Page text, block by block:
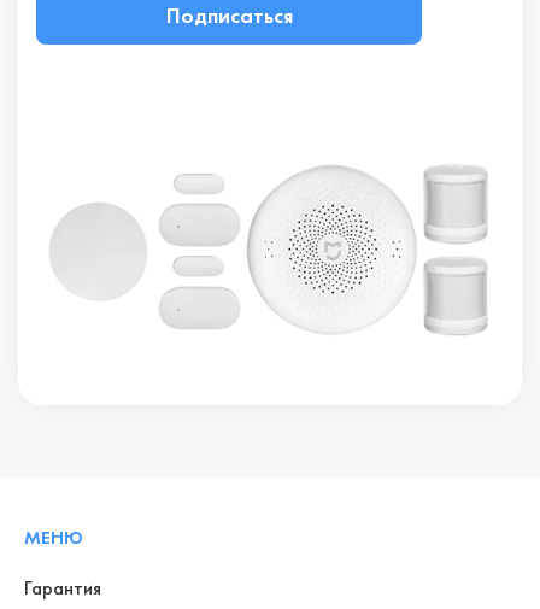
Подписаться
МЕНЮ
Гарантия